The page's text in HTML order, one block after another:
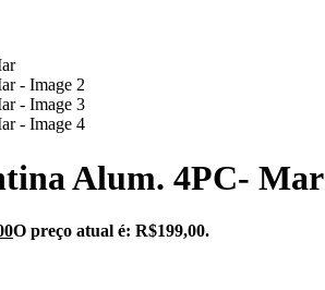
Alum. 4PC- Mar
O preço atual é: R$199,00.